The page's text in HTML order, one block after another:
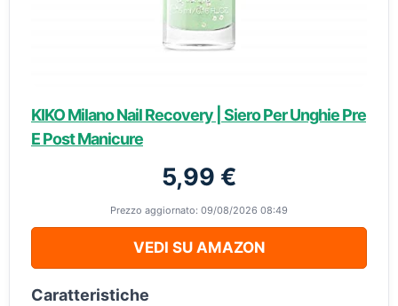
KIKO Milano Nail Recovery | Siero Per Unghie Pre
E Post Manicure
5,99 €
Prezzo aggiornato: 09/08/2026 08:49
VEDI SU AMAZON
Caratteristiche